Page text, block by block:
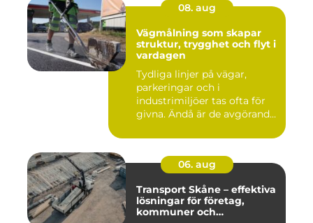
08. aug
Vägmålning som skapar
struktur, trygghet och flyt i
vardagen
Tydliga linjer på vägar,
parkeringar och i
industrimiljöer tas ofta för
givna. Ändå är de avgörande
06. aug
Transport Skåne – effektiva
lösningar för företag,
kommuner och